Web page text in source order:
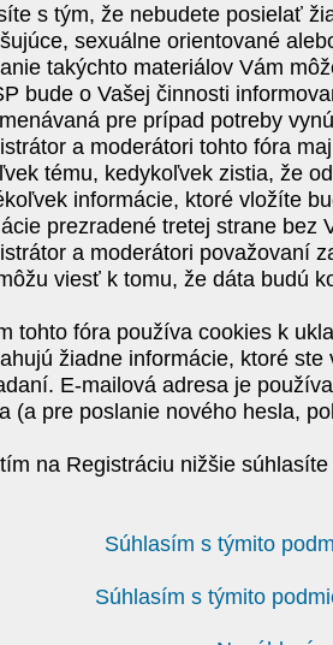
s tým, že nebudete posielať
sexuálne orientované
takýchto materiálov Vám
bude o Vašej činnosti
pre prípad potreby
a moderátori tohto fóra
tému, kedykoľvek zistia, že
informácie, ktoré vložíte
prezradené tretej strane bez
a moderátori považovaní
viesť k tomu, že dáta budú
tohto fóra používa cookies k
žiadne informácie, ktoré
E-mailová adresa je
(a pre poslanie nového hesla,
na Registráciu nižšie
Súhlasím s týmito
Súhlasím s týmito